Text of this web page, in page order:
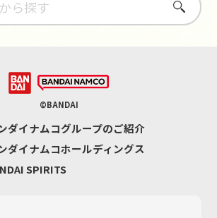
さがす
©BANDAI
ダイナムコグループのご紹介
ダイナムコホールディングス
SPIRITS